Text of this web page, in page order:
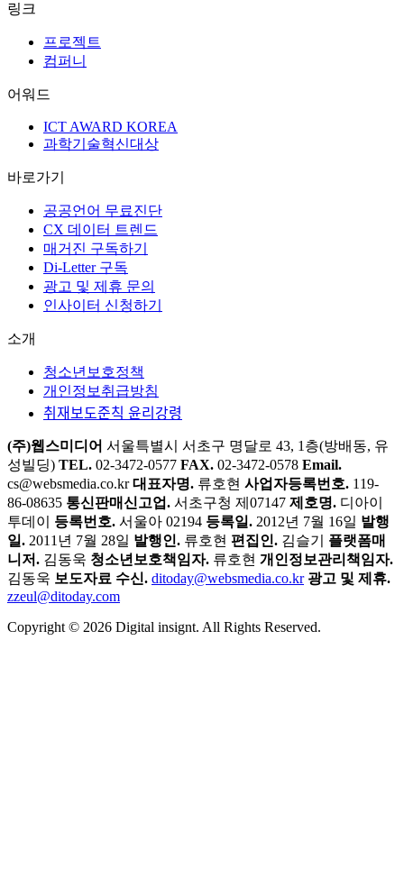
링크
프로젝트
컴퍼니
어워드
ICT AWARD KOREA
과학기술혁신대상
바로가기
공공언어 무료진단
CX 데이터 트렌드
매거진 구독하기
Di-Letter 구독
광고 및 제휴 문의
인사이터 신청하기
소개
청소년보호정책
개인정보취급방침
취재보도준칙 윤리강령
(주)웹스미디어 서울특별시 서초구 명달로 43, 1층(방배동, 유
성빌딩) TEL. 02-3472-0577 FAX. 02-3472-0578 Email.
cs@websmedia.co.kr 대표자명. 류호현 사업자등록번호. 119-
86-08635 통신판매신고업. 서초구청 제07147 제호명. 디아이
투데이
등록번호. 서울아 02194 등록일. 2012년 7월 16일 발행
일. 2011년 7월 28일 발행인. 류호현 편집인. 김슬기
플랫폼매
니저. 김동욱 청소년보호책임자. 류호현 개인정보관리책임자.
김동욱 보도자료 수신. ditoday@websmedia.co.kr 광고 및 제휴.
zzeul@ditoday.com
Copyright © 2026 Digital insignt. All Rights Reserved.